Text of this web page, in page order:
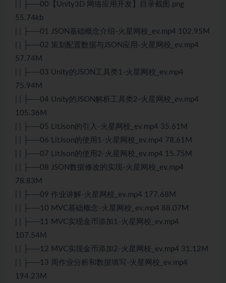
| | ├──00【Unity3D 网络应用开发】目录截图.png
55.74kb
| | ├──01 JSON基础概念介绍-火星网校_ev.mp4 102.95M
| | ├──02 策划配置数据与JSON应用-火星网校_ev.mp4
57.74M
| | ├──03 Unity的JSON工具类1-火星网校_ev.mp4
75.94M
| | ├──04 Unity的JSON解析工具类2-火星网校_ev.mp4
105.36M
| | ├──05 LitJson的引入-火星网校_ev.mp4 35.61M
| | ├──06 LitJson的使用1-火星网校_ev.mp4 78.61M
| | ├──07 LitJson的使用2-火星网校_ev.mp4 15.75M
| | ├──08 JSON数据修改的实现-火星网校_ev.mp4
78.83M
| | ├──09 作业讲解-火星网校_ev.mp4 177.68M
| | ├──10 MVC基础概念-火星网校_ev.mp4 88.07M
| | ├──11 MVC实现金币添加1-火星网校_ev.mp4
107.54M
| | ├──12 MVC实现金币添加2-火星网校_ev.mp4 31.12M
| | ├──13 周作业分析和数据填写-火星网校_ev.mp4
194.23M